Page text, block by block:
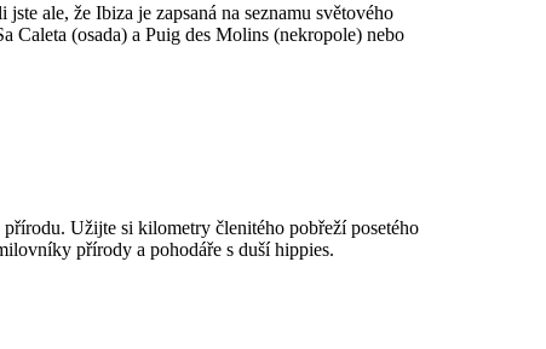
ale, že Ibiza je zapsaná na seznamu světového
Caleta (osada) a Puig des Molins (nekropole) nebo
Užijte si kilometry členitého pobřeží posetého
přírody a pohodáře s duší hippies.